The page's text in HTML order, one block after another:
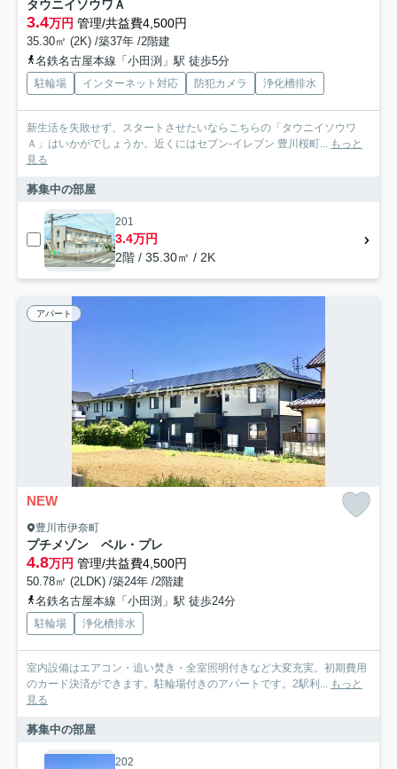
タウニイソウワＡ
3.4万円 管理/共益費4,500円
35.30㎡ (2K) /築37年 /2階建
名鉄名古屋本線「小田渕」駅 徒歩5分
駐輪場 インターネット対応 防犯カメラ 浄化槽排水
新生活を失敗せず、スタートさせたいならこちらの「タウニイソウワ
Ａ」はいかがでしょうか。近くにはセブン-イレブン 豊川桜町...
もっと
見る
募集中の部屋
201
3.4万円
2階 / 35.30㎡ / 2K
アパート
NEW
豊川市伊奈町
プチメゾン ベル・プレ
4.8万円 管理/共益費4,500円
50.78㎡ (2LDK) /築24年 /2階建
名鉄名古屋本線「小田渕」駅 徒歩24分
駐輪場 浄化槽排水
室内設備はエアコン・追い焚き・全室照明付きなど大変充実。初期費用
のカード決済ができます。駐輪場付きのアパートです。2駅利...
もっと
見る
募集中の部屋
202